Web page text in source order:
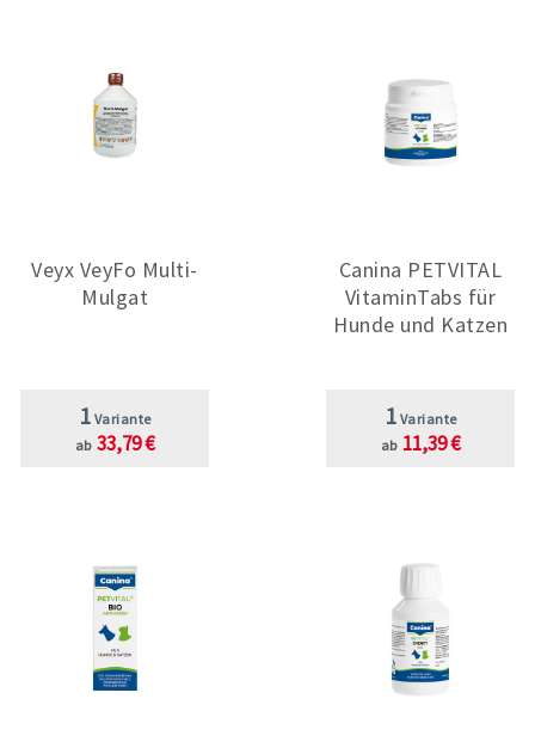
Veyx VeyFo Multi-
Mulgat
1 Variante
ab 33,79 €
Canina PETVITAL
VitaminTabs für
Hunde und Katzen
1 Variante
ab 11,39 €